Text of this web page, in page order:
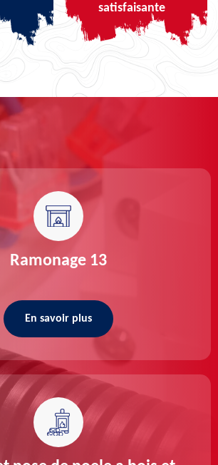
satisfaisante
Ramonage 13
En savoir plus